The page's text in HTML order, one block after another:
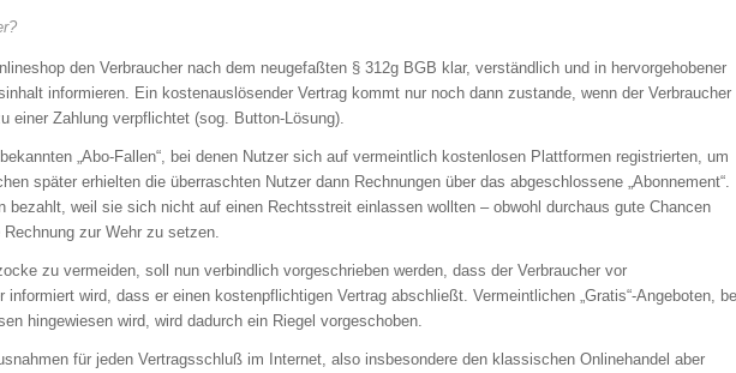
den Verbraucher nach dem neugefaßten § 312g BGB klar, verständlich und in hervorgehobener
informieren. Ein kostenauslösender Vertrag kommt nur noch dann zustande, wenn der Verbraucher
einer Zahlung verpflichtet (sog. Button-Lösung).
„Abo-Fallen“, bei denen Nutzer sich auf vermeintlich kostenlosen Plattformen registrierten, um
später erhielten die überraschten Nutzer dann Rechnungen über das abgeschlossene „Abonnement“.
bezahlt, weil sie sich nicht auf einen Rechtsstreit einlassen wollten – obwohl durchaus gute Chancen
zur Wehr zu setzen.
zu vermeiden, soll nun verbindlich vorgeschrieben werden, dass der Verbraucher vor
wird, dass er einen kostenpflichtigen Vertrag abschließt. Vermeintlichen „Gratis“-Angeboten,
hingewiesen wird, wird dadurch ein Riegel vorgeschoben.
für jeden Vertragsschluß im Internet, also insbesondere den klassischen Onlinehandel aber